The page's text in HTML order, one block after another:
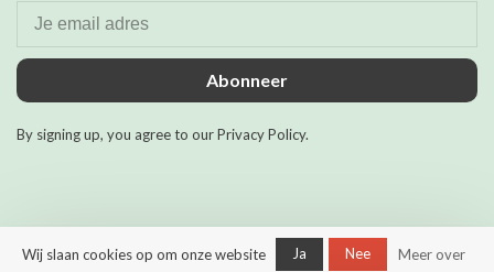
Abonneer
By signing up, you agree to our Privacy Policy.
© Copyright 2026 Maurits &
Wij slaan cookies op om onze website Ja Nee Meer over